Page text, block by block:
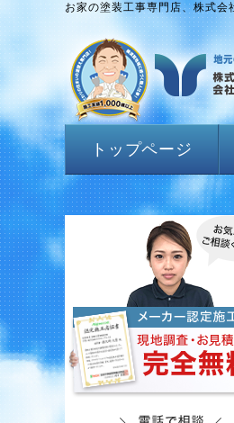
お家の塗装工事専門店、株式会
トップページ